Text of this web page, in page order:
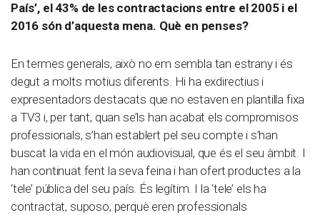
País’, el 43% de les contractacions entre el 2005 i el
2016 són d’aquesta mena. Què en penses?
En termes generals, això no em sembla tan estrany i és
degut a molts motius diferents. Hi ha exdirectius i
expresentadors destacats que no estaven en plantilla fixa
a TV3 i, per tant, quan se’ls han acabat els compromisos
professionals, s’han establert pel seu compte i s’han
buscat la vida en el món audiovisual, que és el seu àmbit. I
han continuat fent la seva feina i han ofert productes a la
‘tele’ pública del seu país. És legítim. I la ‘tele’ els ha
contractat, suposo, perquè eren professionals